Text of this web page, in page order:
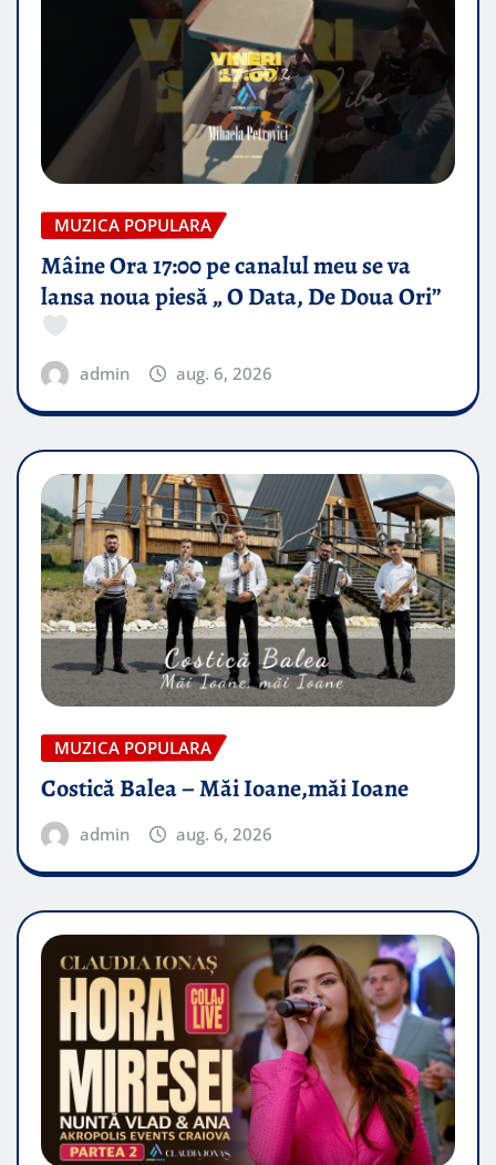
MUZICA POPULARA
Mâine Ora 17:00 pe canalul meu se va
lansa noua piesă „ O Data, De Doua Ori”
admin aug. 6, 2026
MUZICA POPULARA
Costică Balea – Măi Ioane,măi Ioane
admin aug. 6, 2026